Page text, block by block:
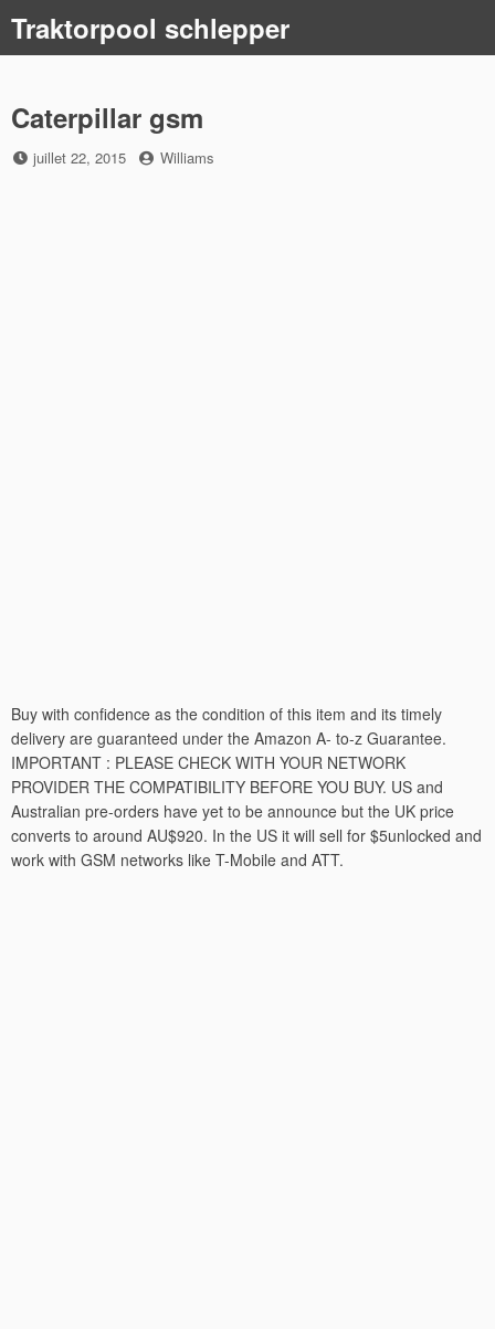
content
Traktorpool schlepper
Caterpillar gsm
Posted
juillet 22, 2015 by
Williams
Buy with confidence as the condition of this item and its timely
delivery are guaranteed under the Amazon A- to-z Guarantee.
IMPORTANT : PLEASE CHECK WITH YOUR NETWORK
PROVIDER THE COMPATIBILITY BEFORE YOU BUY. US and
Australian pre-orders have yet to be announce but the UK price
converts to around AU$920. In the US it will sell for $5unlocked and
work with GSM networks like T-Mobile and ATT.